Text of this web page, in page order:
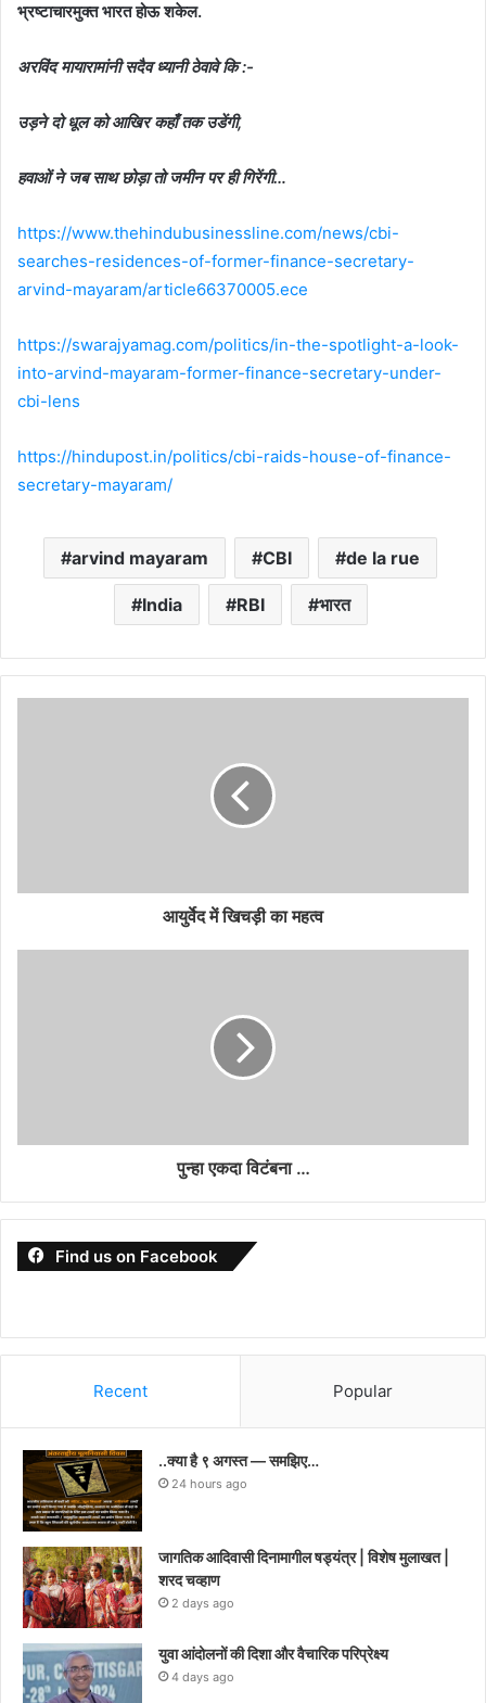
भ्रष्टाचारमुक्त भारत होऊ शकेल.
अरविंद मायारामांनी सदैव ध्यानी ठेवावे कि :-
उड़ने दो धूल को आखिर कहाँ तक उडेंगी,
हवाओं ने जब साथ छोड़ा तो जमीन पर ही गिरेंगी…
https://www.thehindubusinessline.com/news/cbi-
searches-residences-of-former-finance-secretary-
arvind-mayaram/article66370005.ece
https://swarajyamag.com/politics/in-the-spotlight-a-look-
into-arvind-mayaram-former-finance-secretary-under-
cbi-lens
https://hindupost.in/politics/cbi-raids-house-of-finance-
secretary-mayaram/
arvind mayaram CBI de la rue
India RBI भारत
आयुर्वेद में खिचड़ी का महत्व
पुन्हा एकदा विटंबना …
Find us on Facebook
Recent Popular
..क्या है ९ अगस्त — समझिए…
24 hours ago
जागतिक आदिवासी दिनामागील षड्यंत्र | विशेष मुलाखत |
शरद चव्हाण
2 days ago
युवा आंदोलनों की दिशा और वैचारिक परिप्रेक्ष्य
4 days ago